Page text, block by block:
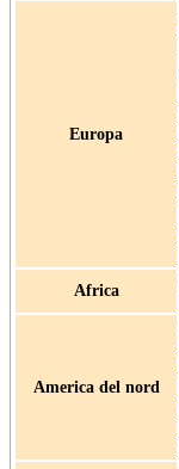
Europa
Africa
America del nord